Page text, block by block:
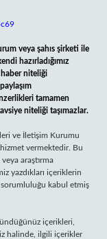
veya şahıs şirketi ile
hazırladığımız
haber niteliği
tamamen
niteliği taşımazlar.
ve İletişim Kurumu
hizmet vermektedir. Bu
araştırma
yazdıkları içeriklerin
kabul etmiş
içerikleri,
halinde, ilgili içerikler